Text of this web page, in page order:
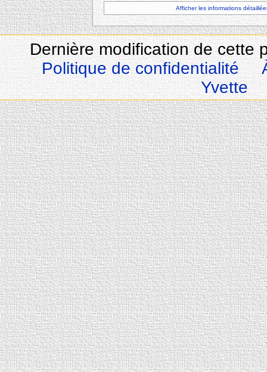
Afficher les informations
Dernière modification de cette
Politique de confidentialité
Yvette